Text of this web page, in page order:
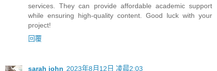
services. They can provide affordable academic support
while ensuring high-quality content. Good luck with your
project!
回覆
sarah john 2023年8月12日 凌晨2:03